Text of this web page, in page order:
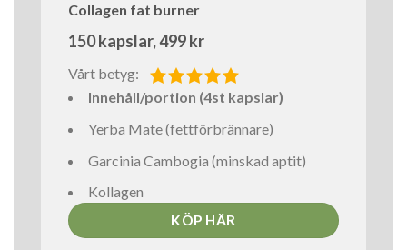
Collagen fat burner
150 kapslar, 499 kr
Vårt betyg:
Innehåll/portion (4st kapslar)
Yerba Mate (fettförbrännare)
Garcinia Cambogia (minskad aptit)
Kollagen
KÖP HÄR